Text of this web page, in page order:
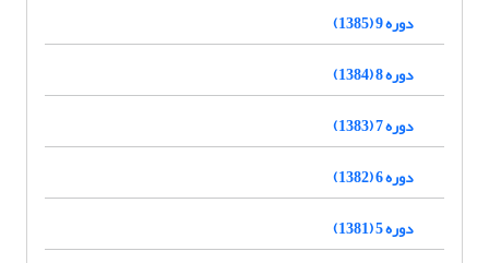
دوره 9 (1385)
دوره 8 (1384)
دوره 7 (1383)
دوره 6 (1382)
دوره 5 (1381)